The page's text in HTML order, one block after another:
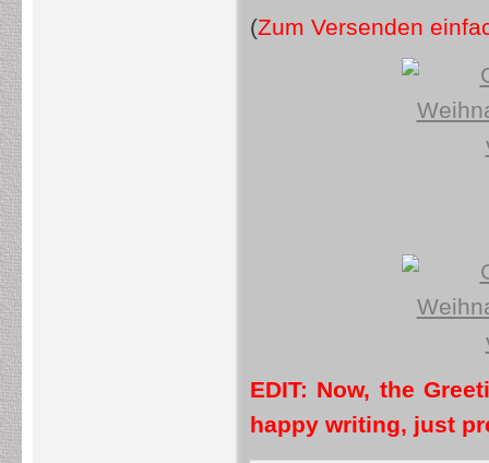
(Zum Versenden
EDIT: Now, the
happy writing, just